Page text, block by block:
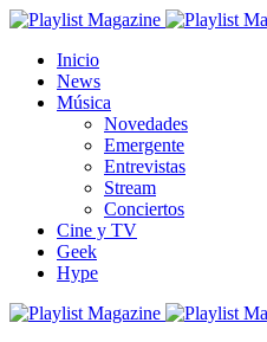
Inicio
News
Música
Novedades
Emergente
Entrevistas
Stream
Conciertos
Cine y TV
Geek
Hype